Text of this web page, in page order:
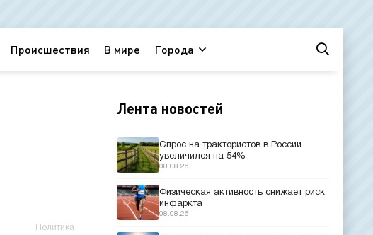
Происшествия В мире Города
Политика
Лента новостей
Спрос на трактористов в России
увеличился на 54%
08.08.26
Физическая активность снижает риск
инфаркта
08.08.26